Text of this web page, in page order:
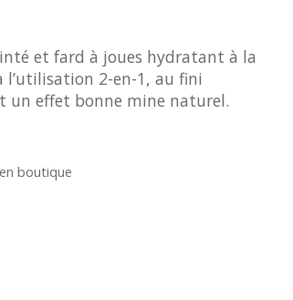
et fard à joues hydratant à la
2-en-1, au fini
effet bonne mine naturel.
boutique